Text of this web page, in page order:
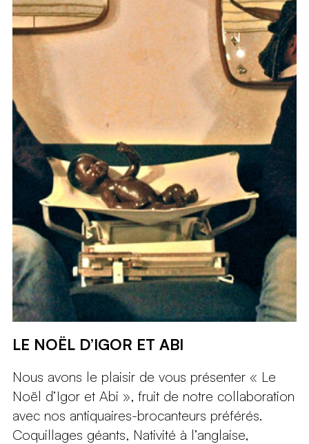
LE NOËL D’IGOR ET ABI
Nous avons le plaisir de vous présenter « Le
Noël d’Igor et Abi », fruit de notre collaboration
avec nos antiquaires-brocanteurs préférés.
Coquillages géants, Nativité à l’anglaise,